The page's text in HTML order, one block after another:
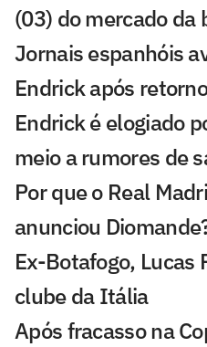
(03) do mercado
Jornais espanhóis
Endrick após
Endrick é elogiado
meio a rumores de
Por que o Real
anunciou
Ex-Botafogo, Lucas
clube da Itália
Após fracasso na